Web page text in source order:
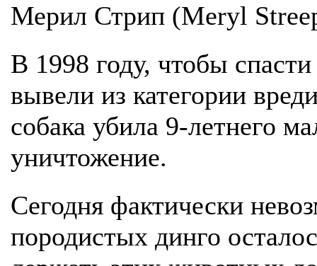
Мерил Стрип (Meryl
В 1998 году, чтобы
вывели из категории
собака убила 9-летнего
уничтожение.
Сегодня фактически
породистых динго